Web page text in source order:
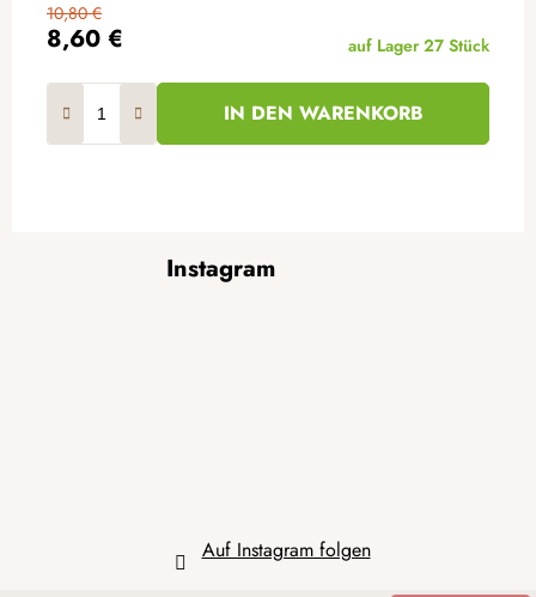
8,60 €
10,80 €
auf Lager 27 Stück
IN DEN WARENKORB
Instagram
Auf Instagram folgen